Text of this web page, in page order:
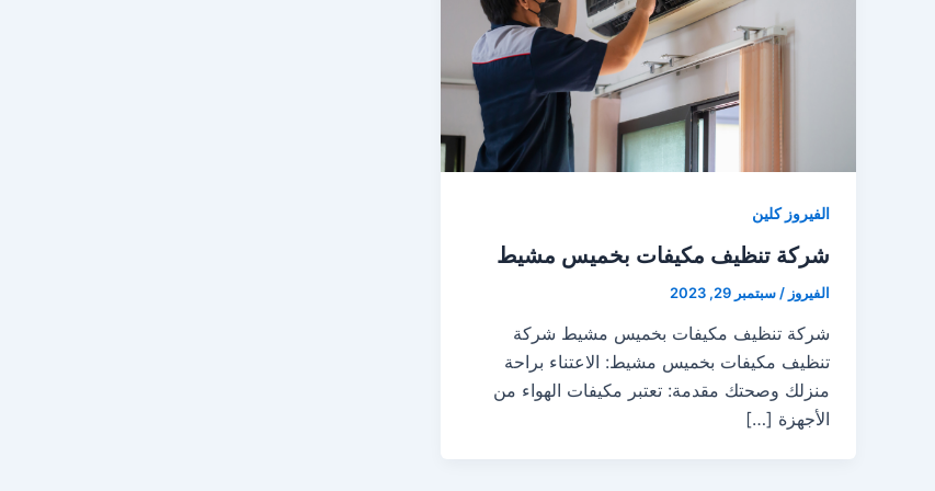
الفيروز كلين
شركة تنظيف مكيفات بخميس مشيط
الفيروز / سبتمبر 29, 2023
شركة تنظيف مكيفات بخميس مشيط شركة
تنظيف مكيفات بخميس مشيط: الاعتناء براحة
منزلك وصحتك مقدمة: تعتبر مكيفات الهواء من
الأجهزة […]